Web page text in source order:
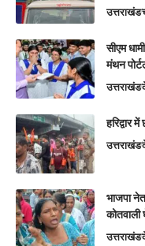
उत्तराखंड
सीएम
मंथन
उत्तराखंड
हरिद्वार
उत्तराखंड
भाजपा
उत्तराखंड